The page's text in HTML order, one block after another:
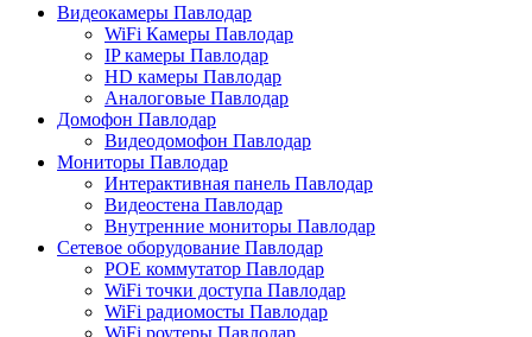
Видеокамеры Павлодар
WiFi Камеры Павлодар
IP камеры Павлодар
HD камеры Павлодар
Аналоговые Павлодар
Домофон Павлодар
Видеодомофон Павлодар
Мониторы Павлодар
Интерактивная панель Павлодар
Видеостена Павлодар
Внутренние мониторы Павлодар
Сетевое оборудование Павлодар
POE коммутатор Павлодар
WiFi точки доступа Павлодар
WiFi радиомосты Павлодар
WiFi роутеры Павлодар